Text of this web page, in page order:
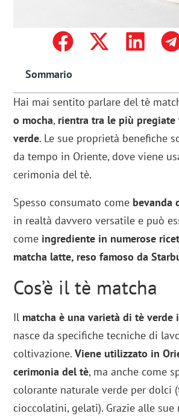
Sommario
Hai mai sentito parlare del tè
o mocha, rientra tra le più
verde. Le sue proprietà benefiche
da tempo in Oriente, dove viene
cerimonia del tè.
Spesso consumato come bevanda
in realtà davvero versatile e può
come ingrediente in numerose
matcha latte, reso famoso da
Cos’è il tè matcha
Il matcha è una varietà di tè verde
nasce da specifiche tecniche di
coltivazione.Viene utilizzato in
cerimonia del tè, ma anche come
colorante naturale verde per dolci
cioccolatini, gelati). Grazie alle sue